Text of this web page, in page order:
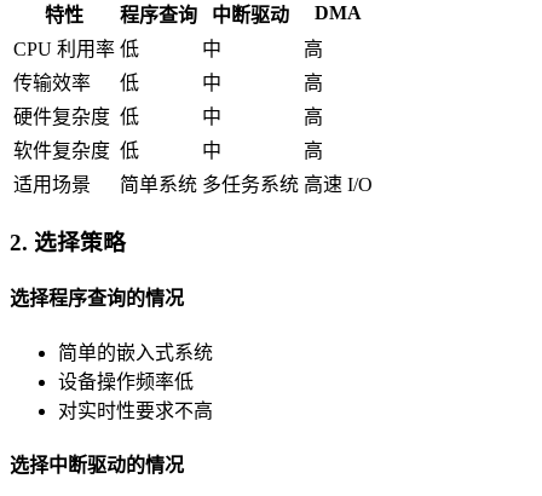
特性 程序查询 中断驱动
DMA
CPU 利用率 低 中
高
传输效率
低 中
高
硬件复杂度 低 中
高
软件复杂度 低 中
高
适用场景
简单系统 多任务系统 高速 I/O
2. 选择策略
选择程序查询的情况
简单的嵌入式系统
设备操作频率低
对实时性要求不高
选择中断驱动的情况